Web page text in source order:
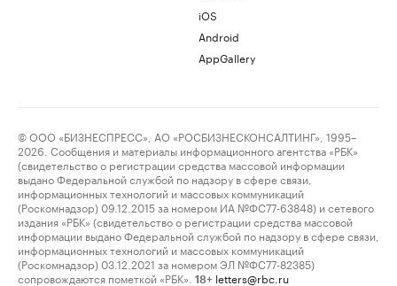
iOS
Android
AppGallery
© ООО «БИЗНЕСПРЕСС», АО «РОСБИЗНЕСКОНСАЛТИНГ», 1995–
2026. Сообщения и материалы информационного агентства «РБК»
(свидетельство о регистрации средства массовой информации
выдано Федеральной службой по надзору в сфере связи,
информационных технологий и массовых коммуникаций
(Роскомнадзор) 09.12.2015 за номером ИА №ФС77-63848) и сетевого
издания «РБК» (свидетельство о регистрации средства массовой
информации выдано Федеральной службой по надзору в сфере связи,
информационных технологий и массовых коммуникаций
(Роскомнадзор) 03.12.2021 за номером ЭЛ №ФС77-82385)
сопровождаются пометкой «РБК».
18+ letters@rbc.ru